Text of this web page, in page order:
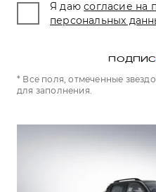
Страхование
КОРПОРАТИВНЫМ
Корпоративным
Крупным
GWM Безопасность
Гарантия HAVAL
Программа «HAVAL
Руководства по
Я даю согласие на
персональных
* Все поля, отмеченные
для заполнения.